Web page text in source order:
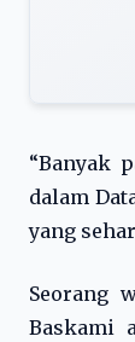
“Banyak
dalam
yang
Seorang
Baskami